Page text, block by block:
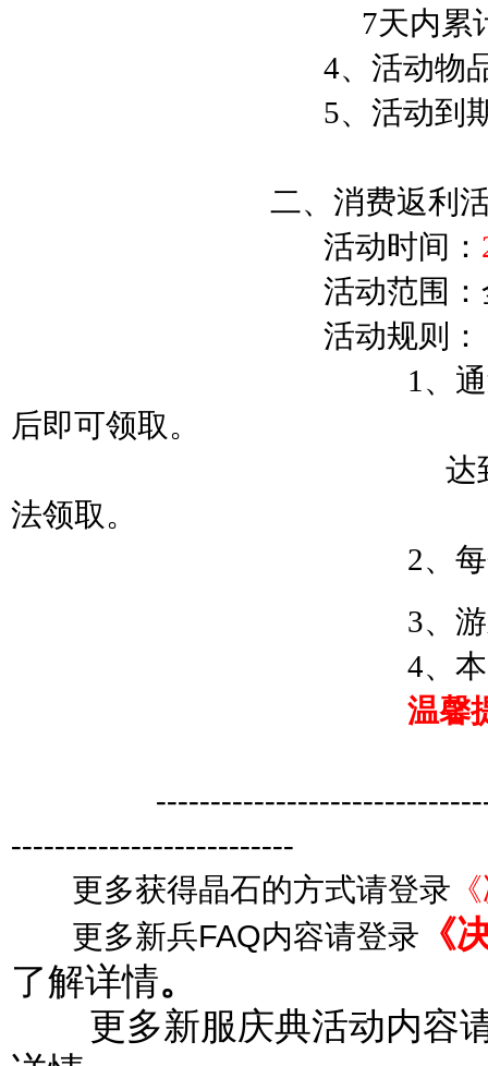
7天内累计满足5天兑
4、活动物
5、活动到
二、消费返利活
活动时间：
活动范围：
活动规则：
1、通过商城内购买
后即可领取。
达到领取条件后请
法领取。
2、每个角色只可
3、游戏内
4、本次活动
温馨
更多获得晶石的方式请登录
更多新兵FAQ内容请登录
《
了解详情。
更多新服庆典活动内容